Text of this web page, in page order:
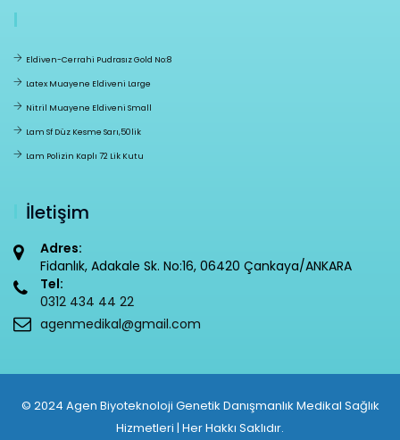
Eldiven-Cerrahi Pudrasız Gold No:8
Latex Muayene Eldiveni Large
Nitril Muayene Eldiveni Small
Lam Sf Düz Kesme Sarı,50lik
Lam Polizin Kaplı 72 Lik Kutu
İletişim
Adres:
Fidanlık, Adakale Sk. No:16, 06420 Çankaya/ANKARA
Tel:
0312 434 44 22
agenmedikal@gmail.com
© 2024 Agen Biyoteknoloji Genetik Danışmanlık Medikal Sağlık
Hizmetleri | Her Hakkı Saklıdır.